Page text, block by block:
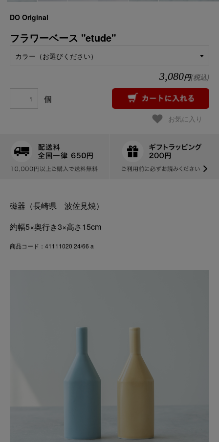
DO Original
フラワーベース "etude"
カラー（お選びください）
3,080円(税込)
個
お気に入り
磁器（長崎県 波佐見焼）
約幅5×奥行き3×高さ15cm
商品コード：41111020 24/66 a